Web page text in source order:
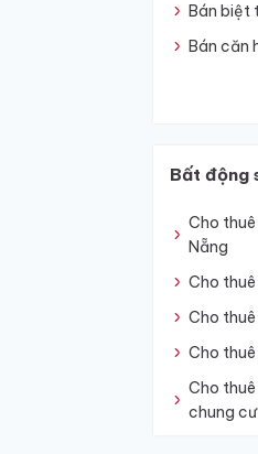
Bán biệt
Bán căn
Bất động
Cho
Nẵng
Cho
Cho
Cho
Cho
chung cư